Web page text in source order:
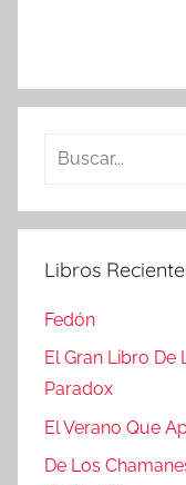
Buscar:
Libros
Fedón
El Gran Libro
Paradox
El Verano Que
De Los